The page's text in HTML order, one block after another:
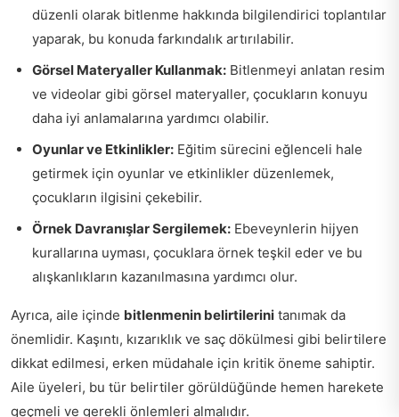
düzenli olarak bitlenme hakkında bilgilendirici toplantılar
yaparak, bu konuda farkındalık artırılabilir.
Görsel Materyaller Kullanmak: Bitlenmeyi anlatan resim
ve videolar gibi görsel materyaller, çocukların konuyu
daha iyi anlamalarına yardımcı olabilir.
Oyunlar ve Etkinlikler: Eğitim sürecini eğlenceli hale
getirmek için oyunlar ve etkinlikler düzenlemek,
çocukların ilgisini çekebilir.
Örnek Davranışlar Sergilemek: Ebeveynlerin hijyen
kurallarına uyması, çocuklara örnek teşkil eder ve bu
alışkanlıkların kazanılmasına yardımcı olur.
Ayrıca, aile içinde bitlenmenin belirtilerini tanımak da
önemlidir. Kaşıntı, kızarıklık ve saç dökülmesi gibi belirtilere
dikkat edilmesi, erken müdahale için kritik öneme sahiptir.
Aile üyeleri, bu tür belirtiler görüldüğünde hemen harekete
geçmeli ve gerekli önlemleri almalıdır.